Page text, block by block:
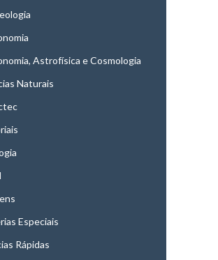
Astrofísica e Cosmologia
Naturais
Especiais
Rápidas